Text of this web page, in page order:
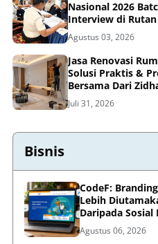
Nasional 2026
Interview di
Agustus 03, 2026
Jasa Renovasi
Solusi Praktis &
Bersama Dari
Juli 31, 2026
Bisnis
CodeF:
Lebih
Daripada Sosial
Agustus 06, 2026